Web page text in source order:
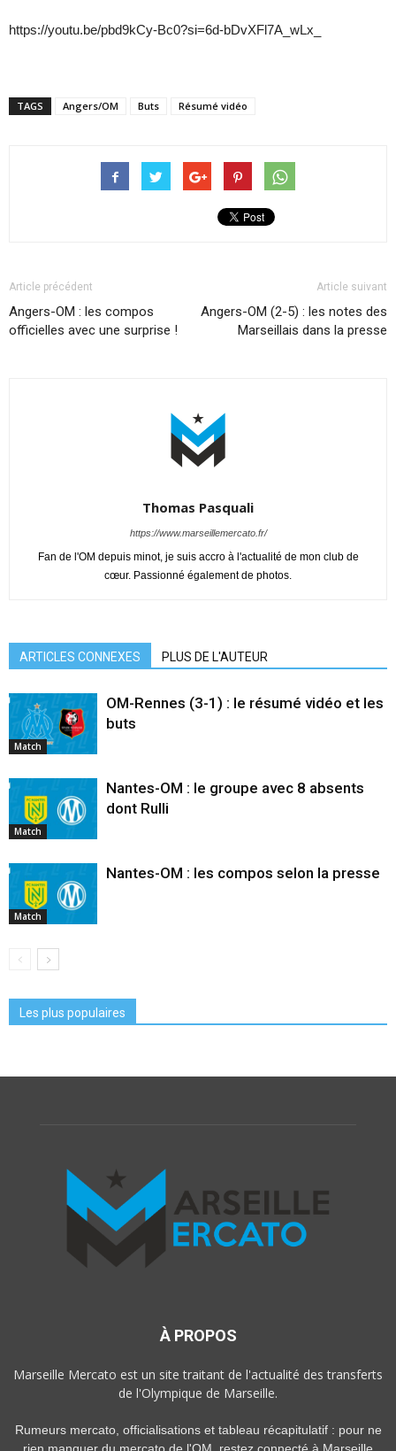
https://youtu.be/pbd9kCy-Bc0?si=6d-bDvXFl7A_wLx_
TAGS Angers/OM Buts Résumé vidéo
Article précédent
Angers-OM : les compos
officielles avec une surprise !
Article suivant
Angers-OM (2-5) : les notes des
Marseillais dans la presse
Thomas Pasquali
https://www.marseillemercato.fr/
Fan de l'OM depuis minot, je suis accro à l'actualité de mon club de
cœur. Passionné également de photos.
ARTICLES CONNEXES PLUS DE L'AUTEUR
Match
OM-Rennes (3-1) : le résumé vidéo et les
buts
Match
Nantes-OM : le groupe avec 8 absents
dont Rulli
Match
Nantes-OM : les compos selon la presse
Les plus populaires
À PROPOS
Marseille Mercato est un site traitant de l'actualité des transferts
de l'Olympique de Marseille.
Rumeurs mercato, officialisations et tableau récapitulatif : pour ne
rien manquer du mercato de l'OM, restez connecté à Marseille